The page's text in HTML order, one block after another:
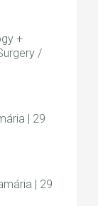
+
/
| 29
| 29